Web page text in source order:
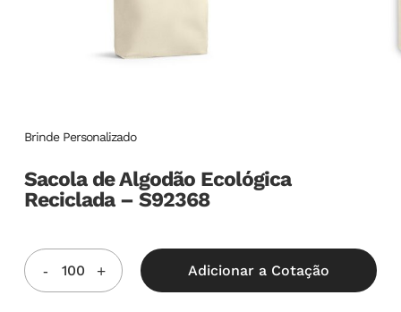
Brinde Personalizado
Sacola de Algodão Ecológica
Reciclada – S92368
Adicionar a Cotação